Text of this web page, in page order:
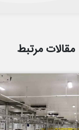
مقالات مرتبط